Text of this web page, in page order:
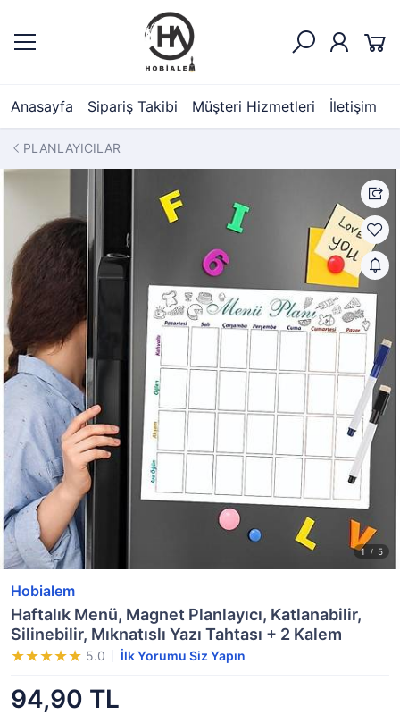
Anasayfa Sipariş Takibi Müşteri Hizmetleri İletişim
PLANLAYICILAR
Hobialem
Haftalık Menü, Magnet Planlayıcı, Katlanabilir,
Silinebilir, Mıknatıslı Yazı Tahtası + 2 Kalem
5.0 İlk Yorumu Siz Yapın
94,90 TL